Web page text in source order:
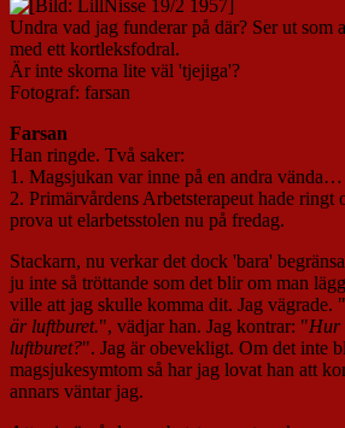
Undra vad jag funderar på där? Ser ut som
med ett kortleksfodral.
Är inte skorna lite väl 'tjejiga'?
Fotograf: farsan
Farsan
Han ringde. Två saker:
1. Magsjukan var inne på en andra vända…
2. Primärvårdens Arbetsterapeut hade ringt
prova ut elarbetsstolen nu på fredag.
Stackarn, nu verkar det dock 'bara'
ju inte så tröttande som det blir om man
ville att jag skulle komma dit. Jag vägrade. "
är luftburet.", vädjar han. Jag kontrar: "Hur
luftburet?". Jag är obevekligt. Om det inte
magsjukesymtom så har jag lovat han att
annars väntar jag.